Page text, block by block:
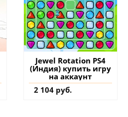
Jewel Rotation PS4
(Индия) купить игру
на аккаунт
2 104 руб.